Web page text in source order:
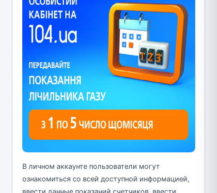
В личном аккаунте пользователи могут
ознакомиться со всей доступной информацией,